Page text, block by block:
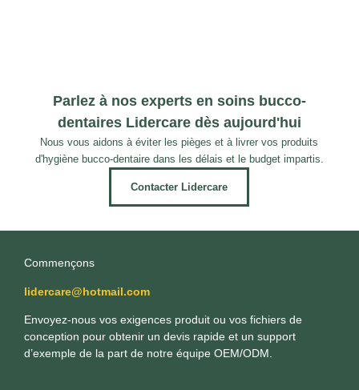
Parlez à nos experts en soins bucco-
dentaires Lidercare dès aujourd'hui
Nous vous aidons à éviter les pièges et à livrer vos produits
d'hygiène bucco-dentaire dans les délais et le budget impartis.
Contacter Lidercare
Commençons
lidercare@hotmail.com
Envoyez-nous vos exigences produit ou vos fichiers de
conception pour obtenir un devis rapide et un support
d’exemple de la part de notre équipe OEM/ODM.